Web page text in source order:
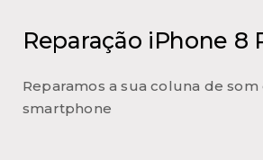
Reparação iPhone 8
Reparamos a sua coluna de som
smartphone